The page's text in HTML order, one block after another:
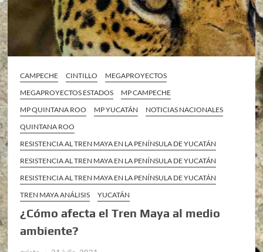
CAMPECHE CINTILLO
MEGAPROYECTOS
MEGAPROYECTOS ESTADOS
MP CAMPECHE
MP QUINTANA ROO
MP YUCATÁN
NOTICIAS NACIONALES
QUINTANA ROO
RESISTENCIA AL TREN MAYA EN LA PENÍNSULA DE YUCATÁN
RESISTENCIA AL TREN MAYA EN LA PENÍNSULA DE YUCATÁN
RESISTENCIA AL TREN MAYA EN LA PENÍNSULA DE YUCATÁN
TREN MAYA ANÁLISIS
YUCATÁN
¿Cómo afecta el Tren Maya al medio
ambiente?